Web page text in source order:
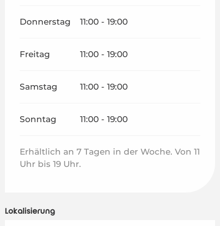
Donnerstag 11:00 - 19:00
Freitag 11:00 - 19:00
Samstag 11:00 - 19:00
Sonntag 11:00 - 19:00
Erhältlich an 7 Tagen in der Woche. Von 11
Uhr bis 19 Uhr.
Lokalisierung